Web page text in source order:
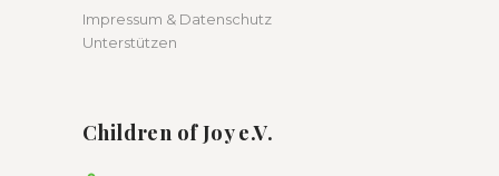
Impressum & Datenschutz
Unterstützen
Children of Joy e.V.